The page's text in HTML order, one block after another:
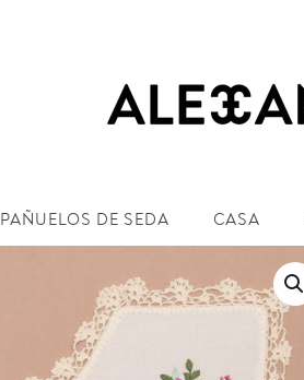
PAÑUELOS DE SEDA CASA